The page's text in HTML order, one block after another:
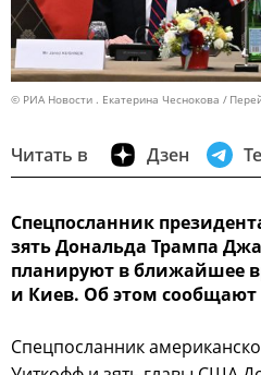
© РИА Новости . Екатерина Чеснокова
Читать в Дзен
Спецпосланник
зять Дональда Трампа
планируют в ближайшее
и Киев. Об этом
Спецпосланник